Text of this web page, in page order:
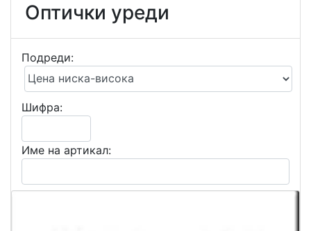
Оптички уреди
Подреди:
Шифра:
Име на артикал: